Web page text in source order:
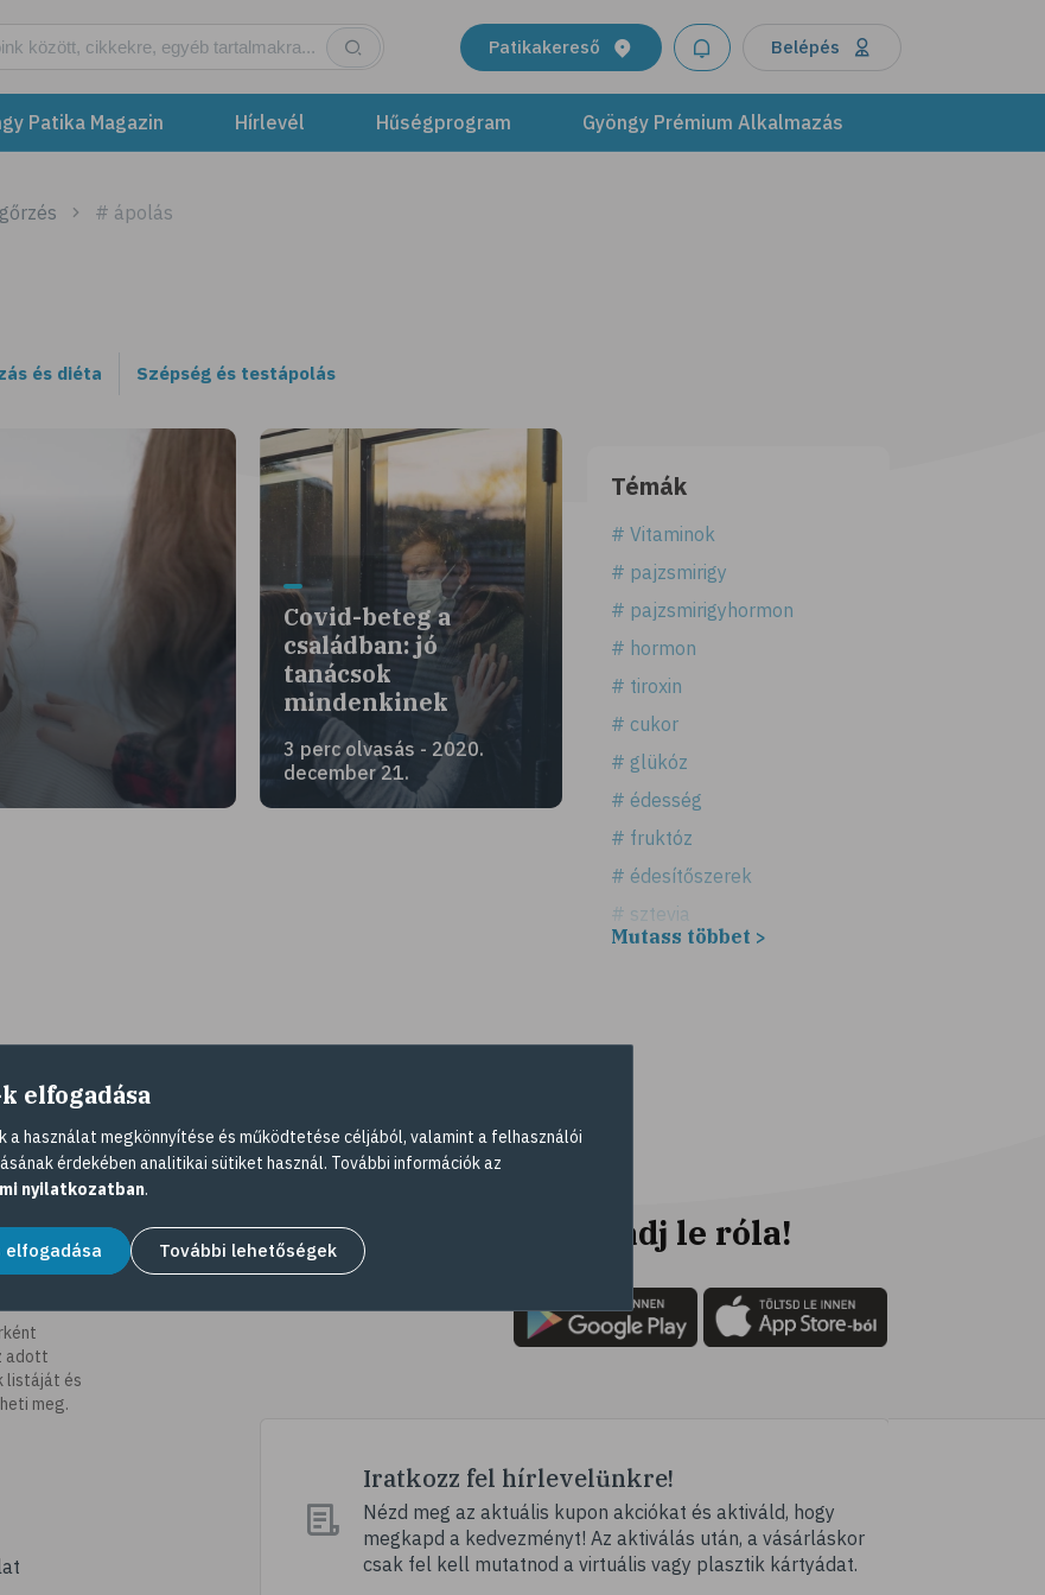
Patikakereső Belépés
Patika Magazin Hírlevél Hűségprogram Gyöngy Prémium Alkalmazás
# ápolás
és diéta Szépség és testápolás
Covid-beteg a
családban: jó
tanácsok
mindenkinek
3 perc olvasás - 2020.
december 21.
Témák
# Vitaminok
# pajzsmirigy
# pajzsmirigyhormon
# hormon
# tiroxin
# cukor
# glükóz
# édesség
# fruktóz
# édesítőszerek
# sztevia
# hal
# egészséges táplálkozás
# omega-3
# D-vitamin
# porckopás
# derékfájás
# tél
Mutass többet >
adott
listáját és
meg.
Ne maradj le róla!
Iratkozz fel hírlevelünkre!
Nézd meg az aktuális kupon akciókat és aktiváld, hogy
megkapd a kedvezményt! Az aktiválás után, a vásárláskor
csak fel kell mutatnod a virtuális vagy plasztik kártyádat.
elfogadása
a használat megkönnyítése és működtetése céljából, valamint a felhasználói
érdekében analitikai sütiket használ. További információk az
nyilatkozatban.
elfogadása További lehetőségek